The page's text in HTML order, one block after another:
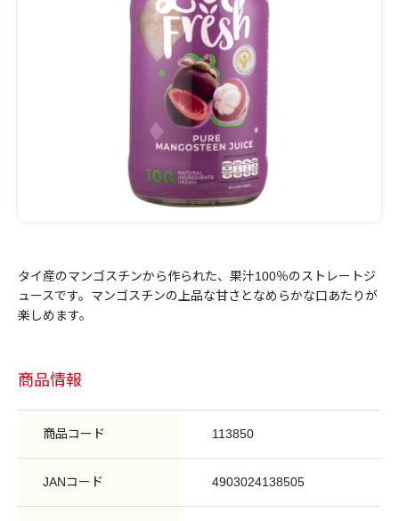
タイ産のマンゴスチンから作られた、果汁100％のストレートジ
ュースです。マンゴスチンの上品な甘さとなめらかな口あたりが
楽しめます。
商品情報
商品コード 113850
JANコード 4903024138505